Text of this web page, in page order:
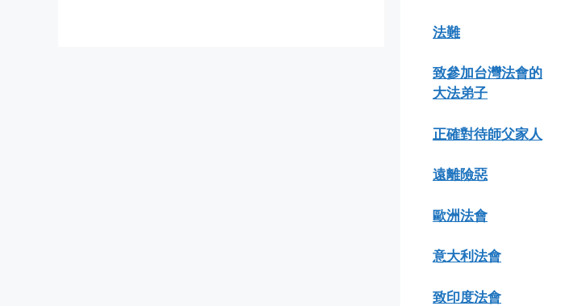
法難
致參加台灣法會的
大法弟子
正確對待師父家人
遠離險惡
歐洲法會
意大利法會
致印度法會